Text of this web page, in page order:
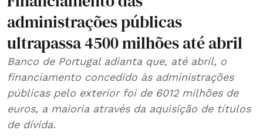
administrações públicas
ultrapassa 4500 milhões até abril
Banco de Portugal adianta que, até abril, o
financiamento concedido às administrações
públicas pelo exterior foi de 6012 milhões de
euros, a maioria através da aquisição de títulos
de dívida.